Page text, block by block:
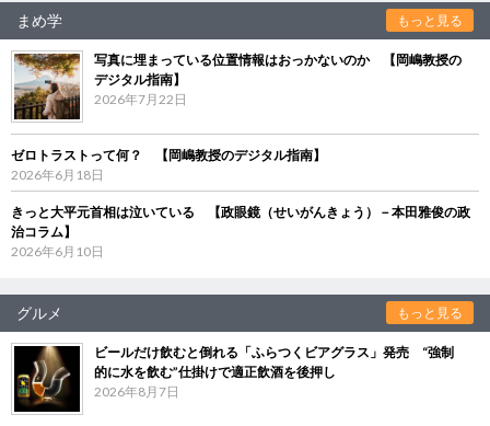
まめ学 もっと見る
写真に埋まっている位置情報はおっかないのか 【岡嶋教授の
デジタル指南】
2026年7月22日
ゼロトラストって何？ 【岡嶋教授のデジタル指南】
2026年6月18日
きっと大平元首相は泣いている 【政眼鏡（せいがんきょう）－本田雅俊の政
治コラム】
2026年6月10日
グルメ もっと見る
ビールだけ飲むと倒れる「ふらつくビアグラス」発売 “強制
的に水を飲む”仕掛けで適正飲酒を後押し
2026年8月7日